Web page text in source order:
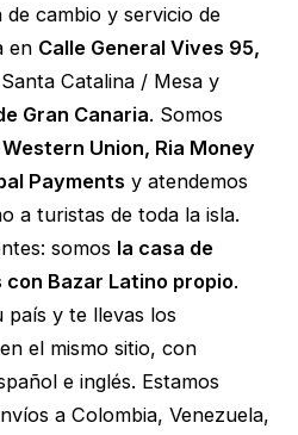
de cambio y servicio de
en Calle General Vives 95,
Catalina / Mesa y
Gran Canaria. Somos
Union, Ria Money
Payments y atendemos
a turistas de toda la isla.
somos la casa de
con Bazar Latino propio.
país y te llevas los
el mismo sitio, con
e inglés. Estamos
a Colombia, Venezuela,